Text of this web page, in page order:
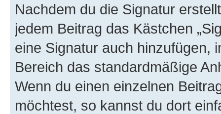
Nachdem du die Signatur
jedem Beitrag das Kästchen
eine Signatur auch hinzufügen,
Bereich das standardmäßige
Wenn du einen einzelnen
möchtest, so kannst du dort